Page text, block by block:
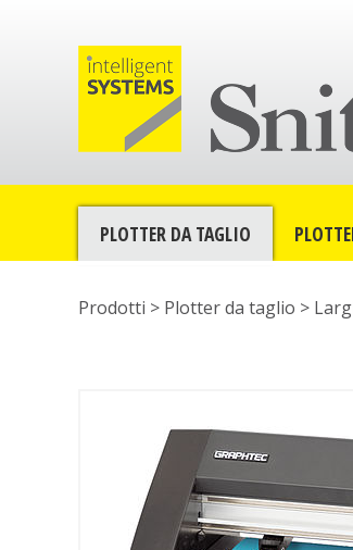
PLOTTER DA TAGLIO
Prodotti > Plotter da taglio >